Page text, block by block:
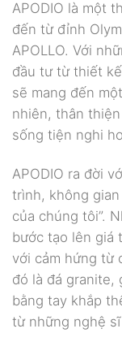
APODIO là một
đến từ đỉnh
APOLLO. Với
đầu tư từ thiết
sẽ mang đến
nhiên, thân
sống tiện nghi
APODIO ra đời
trình, không
của chúng tôi”.
bước tạo lên giá
với cảm hứng từ
đó là đá granite,
bằng tay khắp
từ những nghệ